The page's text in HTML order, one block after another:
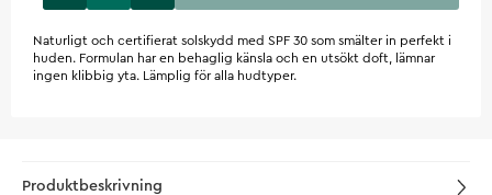
Naturligt och certifierat solskydd med SPF 30 som smälter in perfekt i
huden. Formulan har en behaglig känsla och en utsökt doft, lämnar
ingen klibbig yta. Lämplig för alla hudtyper.
Produktbeskrivning